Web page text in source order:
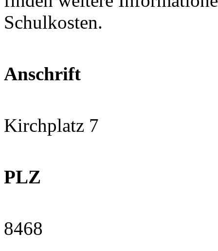
Schulkosten.
Anschrift
Kirchplatz 7
PLZ
8468